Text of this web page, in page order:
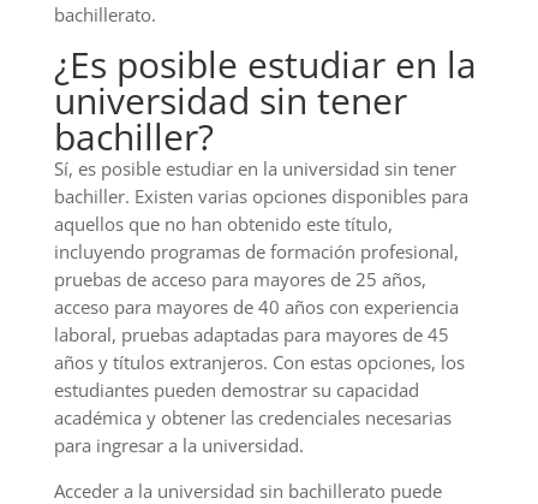
bachillerato.
¿Es posible estudiar en la
universidad sin tener
bachiller?
Sí, es posible estudiar en la universidad sin tener
bachiller. Existen varias opciones disponibles para
aquellos que no han obtenido este título,
incluyendo programas de formación profesional,
pruebas de acceso para mayores de 25 años,
acceso para mayores de 40 años con experiencia
laboral, pruebas adaptadas para mayores de 45
años y títulos extranjeros. Con estas opciones, los
estudiantes pueden demostrar su capacidad
académica y obtener las credenciales necesarias
para ingresar a la universidad.
Acceder a la universidad sin bachillerato puede